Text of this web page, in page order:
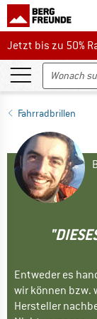
Jetzt bis zu 50%
Jetzt bis zu 50%
Fahrradbrillen
Entweder es
wir können bzw.
Hersteller